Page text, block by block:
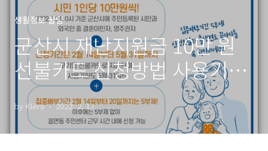
생활정보 꿀팁
군산시 재난지원금 10만 원
선불카드 신청방법 사용기한
사용처
by Klero 2022. 2. 17.